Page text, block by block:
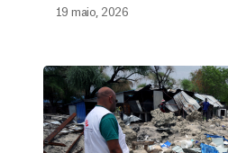
19 maio, 2026